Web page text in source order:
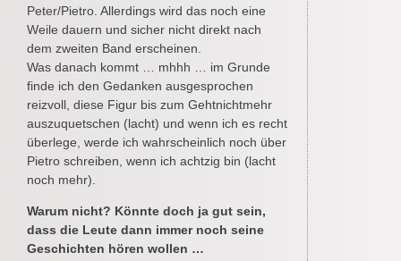
Peter/Pietro. Allerdings wird das noch eine
Weile dauern und sicher nicht direkt nach
dem zweiten Band erscheinen.
Was danach kommt … mhhh … im Grunde
finde ich den Gedanken ausgesprochen
reizvoll, diese Figur bis zum Gehtnichtmehr
auszuquetschen (lacht) und wenn ich es recht
überlege, werde ich wahrscheinlich noch über
Pietro schreiben, wenn ich achtzig bin (lacht
noch mehr).
Warum nicht? Könnte doch ja gut sein,
dass die Leute dann immer noch seine
Geschichten hören wollen …